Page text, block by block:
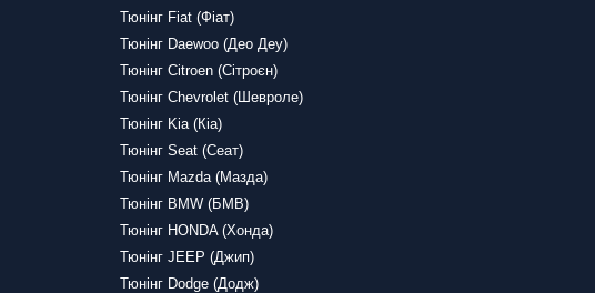
Тюнінг Fiat (Фіат)
Тюнінг Daewoo (Део Деу)
Тюнінг Citroen (Сітроєн)
Тюнінг Chevrolet (Шевроле)
Тюнінг Kia (Кіа)
Тюнінг Seat (Сеат)
Тюнінг Mazda (Мазда)
Тюнінг BMW (БМВ)
Тюнінг HONDA (Хонда)
Тюнінг JEEP (Джип)
Тюнінг Dodge (Додж)